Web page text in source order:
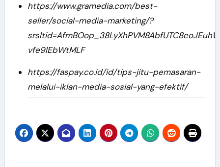
https://www.gramedia.com/best-
seller/social-media-marketing/?
vfe9lEbWtMLF
https://faspay.co.id/id/tips-jitu-pemasaran-
melalui-iklan-media-sosial-yang-efektif/